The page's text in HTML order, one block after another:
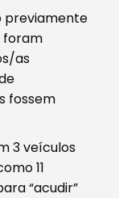
previamente
foram
as
fossem
3 veículos
11
“acudir”